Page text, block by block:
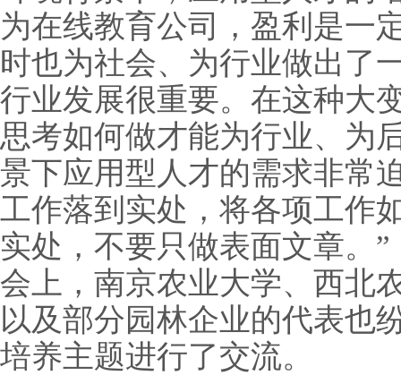
为在线教育公司，盈利是一
时也为社会、为行业做出了
行业发展很重要。在这种大
思考如何做才能为行业、为
景下应用型人才的需求非常
工作落到实处，将各项工作
实处，不要只做表面文章。”
会上，南京农业大学、西北
以及部分园林企业的代表也
培养主题进行了交流。